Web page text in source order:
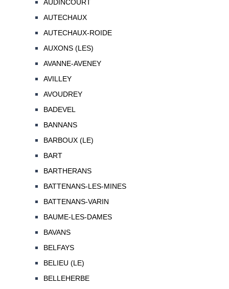
AUDINCOURT
AUTECHAUX
AUTECHAUX-ROIDE
AUXONS (LES)
AVANNE-AVENEY
AVILLEY
AVOUDREY
BADEVEL
BANNANS
BARBOUX (LE)
BART
BARTHERANS
BATTENANS-LES-MINES
BATTENANS-VARIN
BAUME-LES-DAMES
BAVANS
BELFAYS
BELIEU (LE)
BELLEHERBE